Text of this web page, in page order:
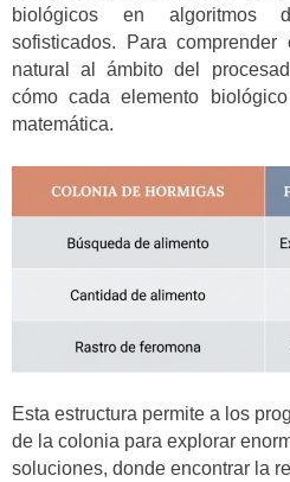
biológicos en algoritmos
sofisticados. Para
natural al ámbito del
cómo cada elemento
matemática.
Esta estructura permite a los
de la colonia para explorar
soluciones, donde encontrar la